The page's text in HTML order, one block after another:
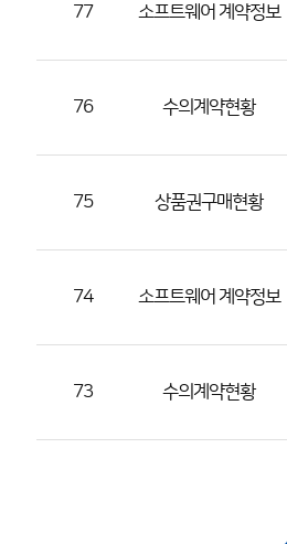
77 소프트웨어 계약정보
76 수의계약현황
75 상품권구매현황
74 소프트웨어 계약정보
73 수의계약현황